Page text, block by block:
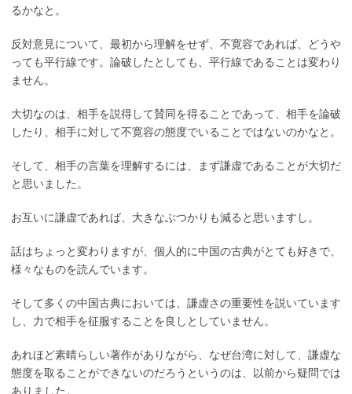
るかなと。
反対意見について、最初から理解をせず、不寛容であれば、どうや
っても平行線です。論破したとしても、平行線であることは変わり
ません。
大切なのは、相手を説得して賛同を得ることであって、相手を論破
したり、相手に対して不寛容の態度でいることではないのかなと。
そして、相手の言葉を理解するには、まず謙虚であることが大切だ
と思いました。
お互いに謙虚であれば、大きなぶつかりも減ると思いますし。
話はちょっと変わりますが、個人的に中国の古典がとても好きで、
様々なものを読んでいます。
そして多くの中国古典においては、謙虚さの重要性を説いています
し、力で相手を征服することを良しとしていません。
あれほど素晴らしい著作がありながら、なぜ台湾に対して、謙虚な
態度を取ることができないのだろうというのは、以前から疑問では
ありました。